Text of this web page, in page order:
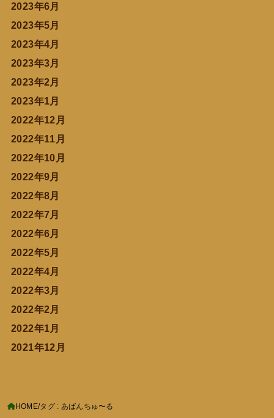
2023年6月
2023年5月
2023年4月
2023年3月
2023年2月
2023年1月
2022年12月
2022年11月
2022年10月
2022年9月
2022年8月
2022年7月
2022年6月
2022年5月
2022年4月
2022年3月
2022年2月
2022年1月
2021年12月
HOME タグ : あばんちゅ〜る